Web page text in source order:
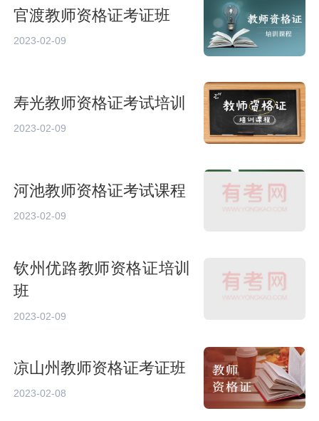
官渡教师资格证考证班
2023-02-09
寿光教师资格证考试培训
2023-02-09
河池教师资格证考试课程
2023-02-09
钦州优路教师资格证培训
班
2023-02-09
凉山州教师资格证考证班
2023-02-08